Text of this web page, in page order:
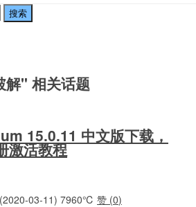
" 相关话题
15.0.11 中文版下载，
激活教程
03-11) 7960℃ 赞 (0)